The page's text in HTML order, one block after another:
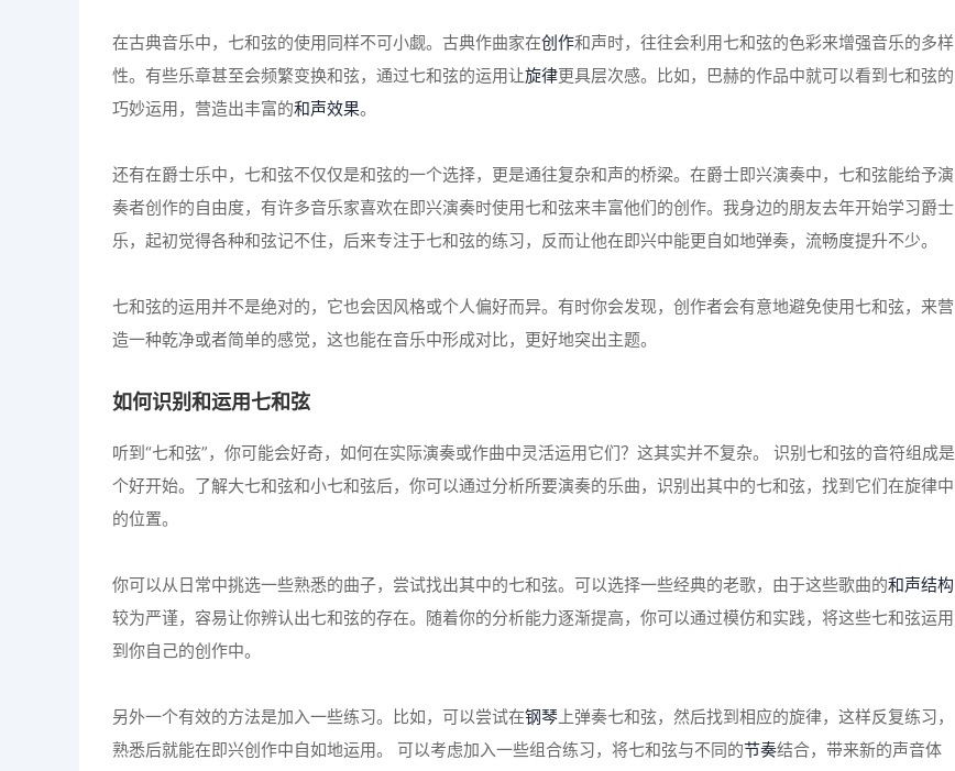
在古典音乐中，七和弦的使用同样不可小觑。古典作曲家在创作和声时，往往会利用七和弦的色彩来增强音乐的多样
性。有些乐章甚至会频繁变换和弦，通过七和弦的运用让旋律更具层次感。比如，巴赫的作品中就可以看到七和弦的
巧妙运用，营造出丰富的和声效果。
还有在爵士乐中，七和弦不仅仅是和弦的一个选择，更是通往复杂和声的桥梁。在爵士即兴演奏中，七和弦能给予演
奏者创作的自由度，有许多音乐家喜欢在即兴演奏时使用七和弦来丰富他们的创作。我身边的朋友去年开始学习爵士
乐，起初觉得各种和弦记不住，后来专注于七和弦的练习，反而让他在即兴中能更自如地弹奏，流畅度提升不少。
七和弦的运用并不是绝对的，它也会因风格或个人偏好而异。有时你会发现，创作者会有意地避免使用七和弦，来营
造一种乾净或者简单的感觉，这也能在音乐中形成对比，更好地突出主题。
如何识别和运用七和弦
听到“七和弦”，你可能会好奇，如何在实际演奏或作曲中灵活运用它们？这其实并不复杂。 识别七和弦的音符组成是
个好开始。了解大七和弦和小七和弦后，你可以通过分析所要演奏的乐曲，识别出其中的七和弦，找到它们在旋律中
的位置。
你可以从日常中挑选一些熟悉的曲子，尝试找出其中的七和弦。可以选择一些经典的老歌，由于这些歌曲的和声结构
较为严谨，容易让你辨认出七和弦的存在。随着你的分析能力逐渐提高，你可以通过模仿和实践，将这些七和弦运用
到你自己的创作中。
另外一个有效的方法是加入一些练习。比如，可以尝试在钢琴 上弹奏七和弦，然后找到相应的旋律，这样反复练习，
熟悉后就能在即兴创作中自如地运用。 可以考虑加入一些组合练习，将七和弦与不同的节奏结合，带来新的声音体